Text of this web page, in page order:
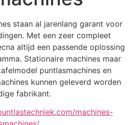
staan al jarenlang garant voor
Met een zeer compleet
altijd een passende oplossing
Stationaire machines maar
puntlasmachines en
kunnen geleverd worden
fabrikant.
machines-